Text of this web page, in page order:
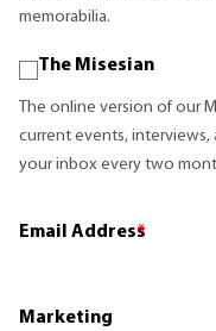
memorabilia.
The Misesian
The online version of our
current events, interviews,
your inbox every two
Email Address
*
Marketing